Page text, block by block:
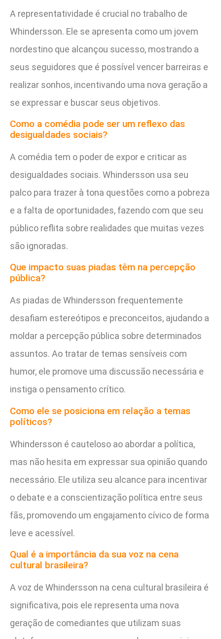
A representatividade é crucial no trabalho de
Whindersson. Ele se apresenta como um jovem
nordestino que alcançou sucesso, mostrando a
seus seguidores que é possível vencer barreiras e
realizar sonhos, incentivando uma nova geração a
se expressar e buscar seus objetivos.
Como a comédia pode ser um reflexo das
desigualdades sociais?
A comédia tem o poder de expor e criticar as
desigualdades sociais. Whindersson usa seu
palco para trazer à tona questões como a pobreza
e a falta de oportunidades, fazendo com que seu
público reflita sobre realidades que muitas vezes
são ignoradas.
Que impacto suas piadas têm na percepção
pública?
As piadas de Whindersson frequentemente
desafiam estereótipos e preconceitos, ajudando a
moldar a percepção pública sobre determinados
assuntos. Ao tratar de temas sensíveis com
humor, ele promove uma discussão necessária e
instiga o pensamento crítico.
Como ele se posiciona em relação a temas
políticos?
Whindersson é cauteloso ao abordar a política,
mas não hesita em expressar sua opinião quando
necessário. Ele utiliza seu alcance para incentivar
o debate e a conscientização política entre seus
fãs, promovendo um engajamento cívico de forma
leve e acessível.
Qual é a importância da sua voz na cena
cultural brasileira?
A voz de Whindersson na cena cultural brasileira é
significativa, pois ele representa uma nova
geração de comediantes que utilizam suas